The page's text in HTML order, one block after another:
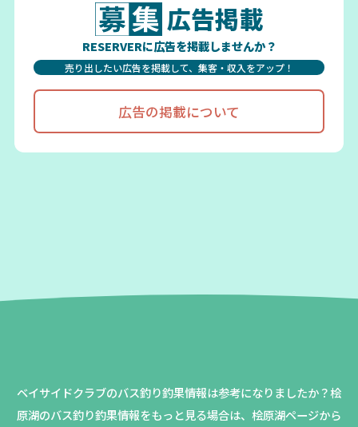
広告掲載
RESERVERに広告を掲載しませんか？
売り出したい広告を掲載して、集客・収入をアップ！
広告の掲載について
ベイサイドクラブのバス釣り釣果情報は参考になりましたか？桧
原湖のバス釣り釣果情報をもっと見る場合は、桧原湖ページから